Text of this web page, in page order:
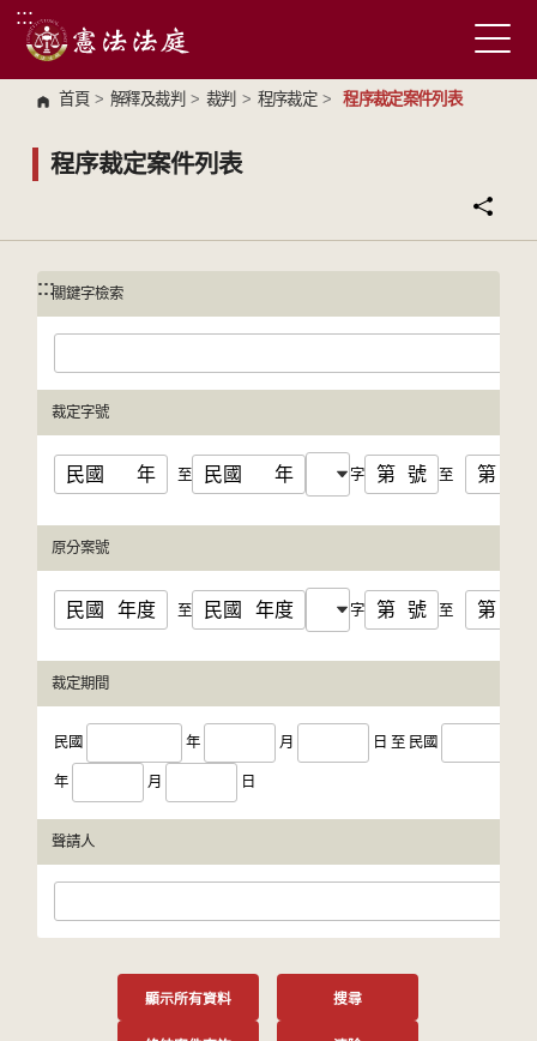
跳到主要內容區塊
:::
首頁 > 解釋及裁判 > 裁判 > 程序裁定 > 程序裁定案件列表
程序裁定案件列表
:::
:::關鍵字檢索
裁定字號
民國 年 至 民國 年 字 第 號 至 第
原分案號
民國 年度 至 民國 年度 字 第 號 至 第
裁定期間
民國 年 月 日 至 民國
年 月 日
聲請人
顯示所有資料 搜尋